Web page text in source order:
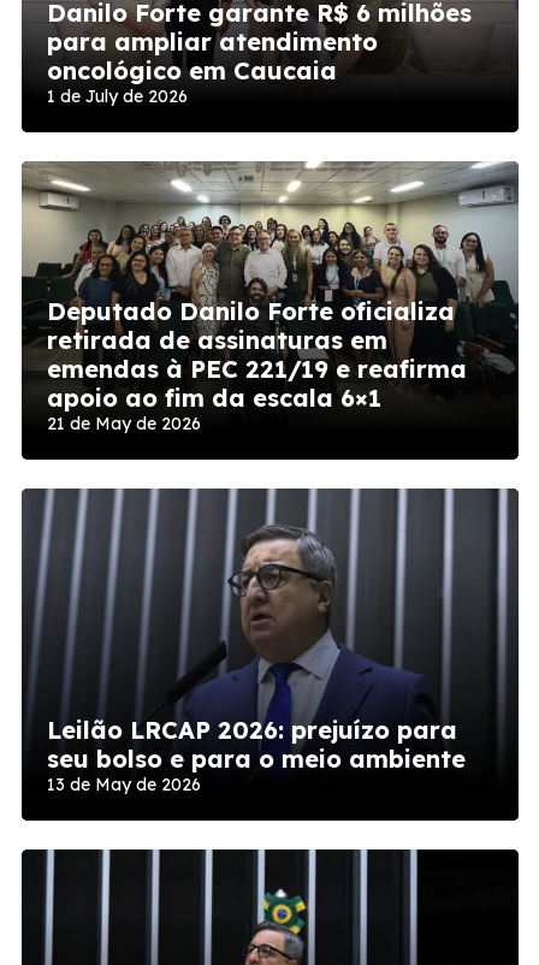
Danilo Forte garante R$ 6 milhões
para ampliar atendimento
oncológico em Caucaia
1 de July de 2026
Deputado Danilo Forte oficializa
retirada de assinaturas em
emendas à PEC 221/19 e reafirma
apoio ao fim da escala 6×1
21 de May de 2026
Leilão LRCAP 2026: prejuízo para
seu bolso e para o meio ambiente
13 de May de 2026